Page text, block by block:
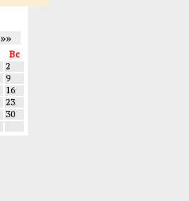
»»
Вс
2
9
16
23
30